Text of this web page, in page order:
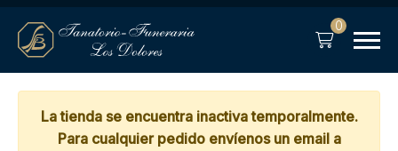
0
La tienda se encuentra inactiva temporalmente.
Para cualquier pedido envíenos un email a